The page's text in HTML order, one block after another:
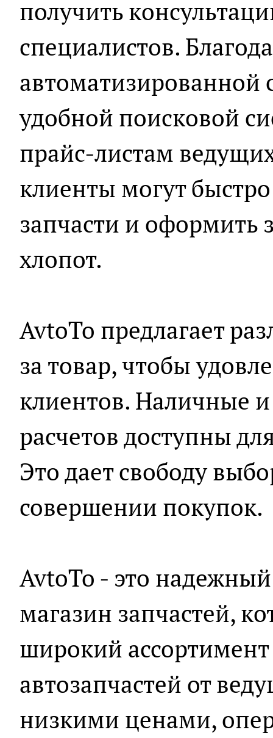
получить
специалистов.
автоматизированной
удобной поисковой
прайс-листам
клиенты могут
запчасти и оформить
хлопот.
AvtoTo предлагает
за товар, чтобы
клиентов. Наличные
расчетов доступны
Это дает свободу
совершении покупок.
AvtoTo - это
магазин запчастей,
широкий
автозапчастей от
низкими ценами,